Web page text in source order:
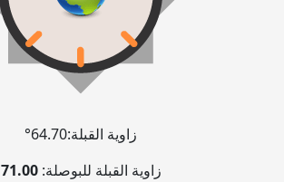
زاوية القبلة:64.70°
زاوية القبلة للبوصلة:71.00